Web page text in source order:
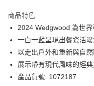
合作金庫商業銀行
華南商業銀行
上海商業儲蓄銀行
國泰世華商業銀行
臺灣中小企業銀行
匯豐（台灣）商業銀行
聯邦商業銀行
Apple Pay
街口支付
Google Pay
商品特色
2024 Wedgwood 為世
一白一藍呈現出餐瓷活
以走出戶外和重新與自
展示帶有現代風味的經
產品貨號: 1072187